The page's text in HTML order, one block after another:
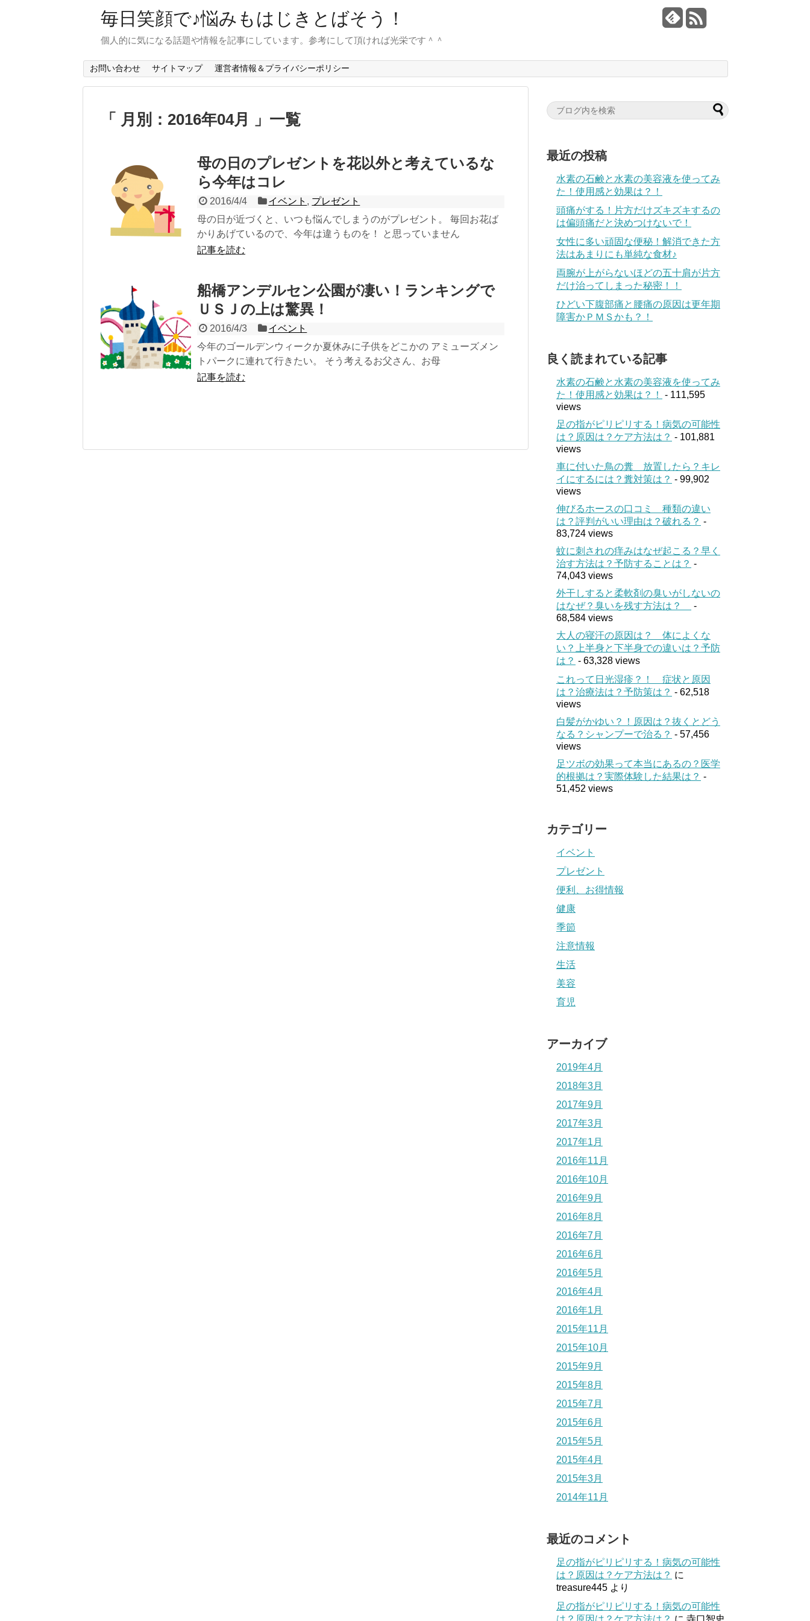
毎日笑顔で♪悩みもはじきとばそう！
個人的に気になる話題や情報を記事にしています。参考にして頂ければ光栄です＾＾
お問い合わせ サイトマップ 運営者情報＆プライバシーポリシー
「 月別：2016年04月 」一覧
母の日のプレゼントを花以外と考えているな
ら今年はコレ
2016/4/4 イベント , プレゼント
母の日が近づくと、いつも悩んでしまうのがプレゼント。 毎回お花ば
かりあげているので、今年は違うものを！ と思っていません
記事を読む
船橋アンデルセン公園が凄い！ランキングで
ＵＳＪの上は驚異！
2016/4/3
イベント
今年のゴールデンウィークか夏休みに子供をどこかの アミューズメン
トパークに連れて行きたい。 そう考えるお父さん、お母
記事を読む
最近の投稿
水素の石鹸と水素の美容液を使ってみ
た！使用感と効果は？！
頭痛がする！片方だけズキズキするの
は偏頭痛だと決めつけないで！
女性に多い頑固な便秘！解消できた方
法はあまりにも単純な食材♪
両腕が上がらないほどの五十肩が片方
だけ治ってしまった秘密！！
ひどい下腹部痛と腰痛の原因は更年期
障害かＰＭＳかも？！
良く読まれている記事
水素の石鹸と水素の美容液を使ってみ
た！使用感と効果は？！
- 111,595
views
足の指がピリピリする！病気の可能性
は？原因は？ケア方法は？ - 101,881
views
車に付いた鳥の糞 放置したら？キレ
イにするには？糞対策は？ - 99,902
views
伸びるホースの口コミ 種類の違い
は？評判がいい理由は？破れる？ -
83,724 views
蚊に刺されの痒みはなぜ起こる？早く
治す方法は？予防することは？ -
74,043 views
外干しすると柔軟剤の臭いがしないの
はなぜ？臭いを残す方法は？
-
68,584 views
大人の寝汗の原因は？ 体によくな
い？上半身と下半身での違いは？予防
は？ - 63,328 views
これって日光湿疹？！ 症状と原因
は？治療法は？予防策は？ - 62,518
views
白髪がかゆい？！原因は？抜くとどう
なる？シャンプーで治る？ - 57,456
views
足ツボの効果って本当にあるの？医学
的根拠は？実際体験した結果は？ -
51,452 views
カテゴリー
イベント
プレゼント
便利、お得情報
健康
季節
注意情報
生活
美容
育児
アーカイブ
2019年4月
2018年3月
2017年9月
2017年3月
2017年1月
2016年11月
2016年10月
2016年9月
2016年8月
2016年7月
2016年6月
2016年5月
2016年4月
2016年1月
2015年11月
2015年10月
2015年9月
2015年8月
2015年7月
2015年6月
2015年5月
2015年4月
2015年3月
2014年11月
最近のコメント
足の指がピリピリする！病気の可能性
は？原因は？ケア方法は？ に
treasure445 より
足の指がピリピリする！病気の可能性
は？原因は？ケア方法は？ に 寺口智史